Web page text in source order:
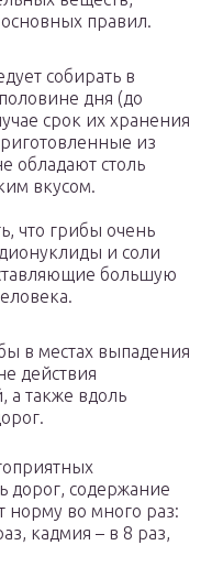
правил.
собирать в
дня (до
срок их хранения
из
обладают столь
вкусом.
что грибы очень
и соли
большую
в местах выпадения
действия
также вдоль
дорог, содержание
норму во много раз:
кадмия – в 8 раз,